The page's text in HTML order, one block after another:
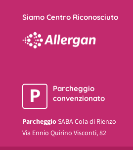
Siamo Centro Riconosciuto
P
Parcheggio
convenzionato
ParcheggioSABA Cola di Rienzo
Via Ennio Quirino Visconti, 82